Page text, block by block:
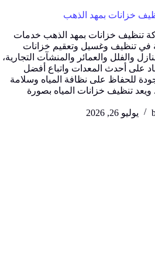
خزانات بمهد الذهب
تنظيف خزانات بمهد الذهب خدمات
تنظيف وغسيل وتعقيم خزانات
والفلل والعمائر والمنشآت التجارية،
على أحدث المعدات واتباع أفضل
للحفاظ على نظافة المياه وسلامة
ويعد تنظيف خزانات المياه بصورة
يوليو 26, 2026